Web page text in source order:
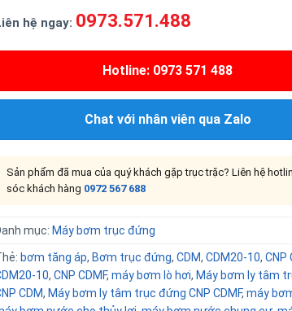
hệ ngay: 0973.571.488
Hotline: 0973 571 488
Chat với nhân viên qua Zalo
Sản phẩm đã mua của quý khách gặp trục trặc? Liên hệ
sóc khách hàng 0972 567 688
mục: Máy bơm trục đứng
bơm tăng áp, Bơm trục đứng, CDM, CDM20-10, CNP
10, CNP CDMF, máy bơm lò hơi, Máy bơm ly tâm
CDM, Máy bơm ly tâm trục đứng CNP CDMF, máy